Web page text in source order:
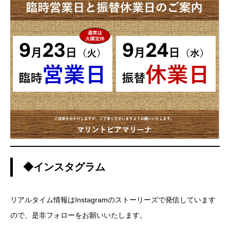
◆インスタグラム
リアルタイム情報はInstagramのストーリーズで発信しています
ので、是非フォローをお願いいたします。